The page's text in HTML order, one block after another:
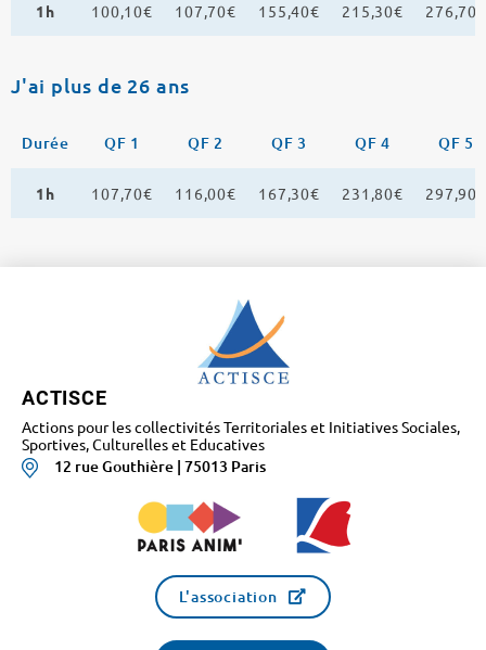
1h 100,10€ 107,70€ 155,40€ 215,30€ 276,70€
J'ai plus de 26 ans
Durée QF 1 QF 2 QF 3 QF 4 QF 5
1h 107,70€ 116,00€ 167,30€ 231,80€ 297,90€
ACTISCE
Actions pour les collectivités Territoriales et Initiatives Sociales,
Sportives, Culturelles et Educatives
12 rue Gouthière | 75013 Paris
L'association